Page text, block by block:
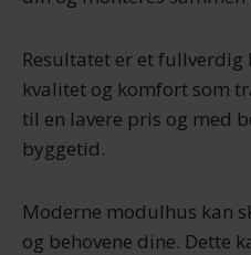
Resultatet er et fullverdig
kvalitet og komfort som
til en lavere pris og med
byggetid.
Moderne modulhus kan
og behovene dine. Dette